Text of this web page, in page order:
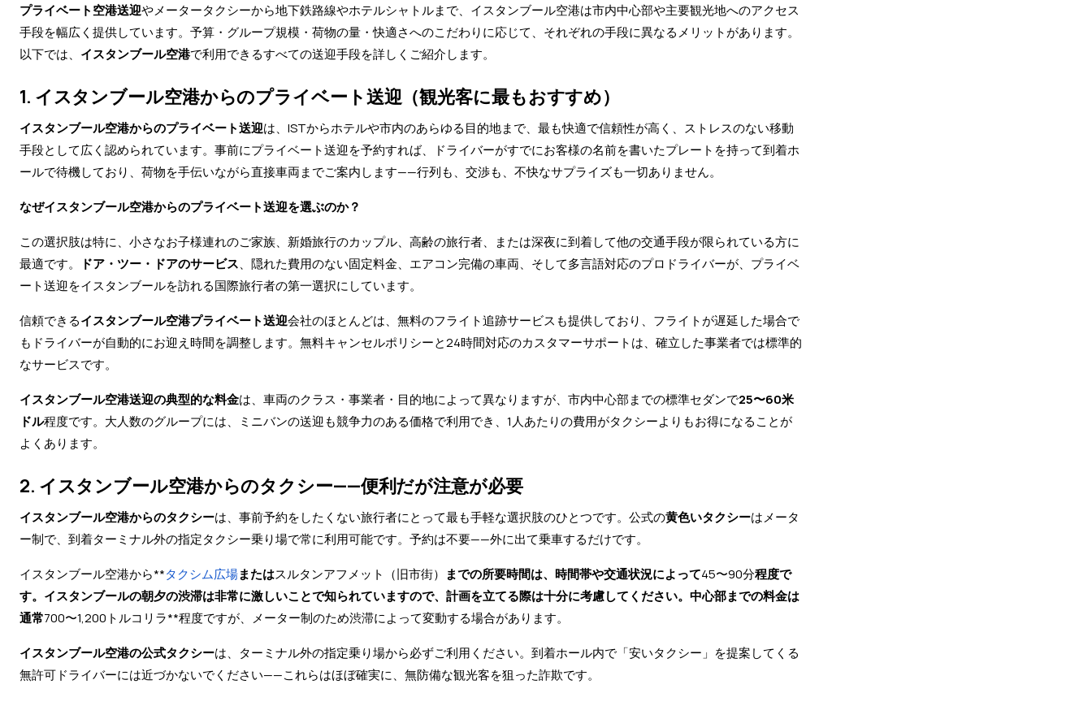
プライベート空港送迎やメータータクシーから地下鉄路線やホテルシャトルまで、イスタンブール空港は市内中心部や主要観光地へのアクセス
手段を幅広く提供しています。予算・グループ規模・荷物の量・快適さへのこだわりに応じて、それぞれの手段に異なるメリットがあります。
以下では、 イスタンブール空港で利用できるすべての送迎手段を詳しくご紹介します。
1. イスタンブール空港からのプライベート送迎（観光客に最もおすすめ）
イスタンブール空港からのプライベート送迎は、ISTからホテルや市内のあらゆる目的地まで、最も快適で信頼性が高く、ストレスのない移動
手段として広く認められています。事前にプライベート送迎を予約すれば、ドライバーがすでにお客様の名前を書いたプレートを持って到着ホ
ールで待機しており、荷物を手伝いながら直接車両までご案内します——行列も、交渉も、不快なサプライズも一切ありません。
なぜイスタンブール空港からのプライベート送迎を選ぶのか？
この選択肢は特に、小さなお子様連れのご家族、新婚旅行のカップル、高齢の旅行者、または深夜に到着して他の交通手段が限られている方に
最適です。
ドア・ツー・ドアのサービス、隠れた費用のない固定料金、エアコン完備の車両、そして多言語対応のプロドライバーが、プライベ
ート送迎をイスタンブールを訪れる国際旅行者の第一選択にしています。
信頼できるイスタンブール空港プライベート送迎会社のほとんどは、無料のフライト追跡サービスも提供しており、フライトが遅延した場合で
もドライバーが自動的にお迎え時間を調整します。無料キャンセルポリシーと24時間対応のカスタマーサポートは、確立した事業者では標準的
なサービスです。
イスタンブール空港送迎の典型的な料金は、車両のクラス・事業者・目的地によって異なりますが、市内中心部までの標準セダンで25〜60米
ドル程度です。大人数のグループには、ミニバンの送迎も競争力のある価格で利用でき、1人あたりの費用がタクシーよりもお得になることが
よくあります。
2. イスタンブール空港からのタクシー——便利だが注意が必要
イスタンブール空港からのタクシーは、事前予約をしたくない旅行者にとって最も手軽な選択肢のひとつです。公式の黄色いタクシーはメータ
ー制で、到着ターミナル外の指定タクシー乗り場で常に利用可能です。予約は不要——外に出て乗車するだけです。
イスタンブール空港から**タクシム広場またはスルタンアフメット（旧市街） までの所要時間は、時間帯や交通状況によって45〜90分程度で
す。イスタンブールの朝夕の渋滞は非常に激しいことで知られていますので、計画を立てる際は十分に考慮してください。中心部までの料金は
通常700〜1,200トルコリラ**程度ですが、メーター制のため渋滞によって変動する場合があります。
イスタンブール空港の公式タクシーは、ターミナル外の指定乗り場から必ずご利用ください。到着ホール内で「安いタクシー」を提案してくる
無許可ドライバーには近づかないでください——これらはほぼ確実に、無防備な観光客を狙った詐欺です。